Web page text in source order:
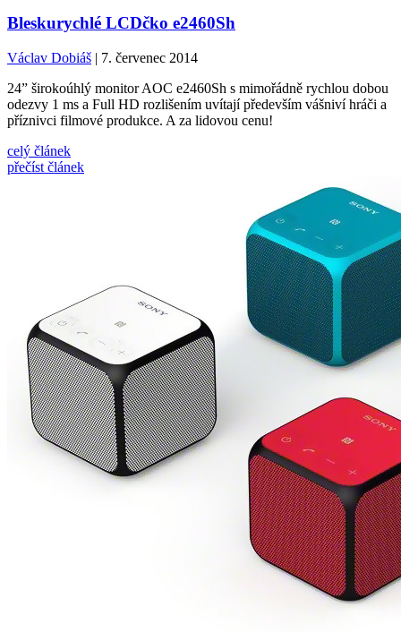
Bleskurychlé LCDčko e2460Sh
Václav Dobiáš | 7. červenec 2014
24” širokoúhlý monitor AOC e2460Sh s mimořádně rychlou dobou
odezvy 1 ms a Full HD rozlišením uvítají především vášniví hráči a
příznivci filmové produkce. A za lidovou cenu!
celý článek
přečíst článek